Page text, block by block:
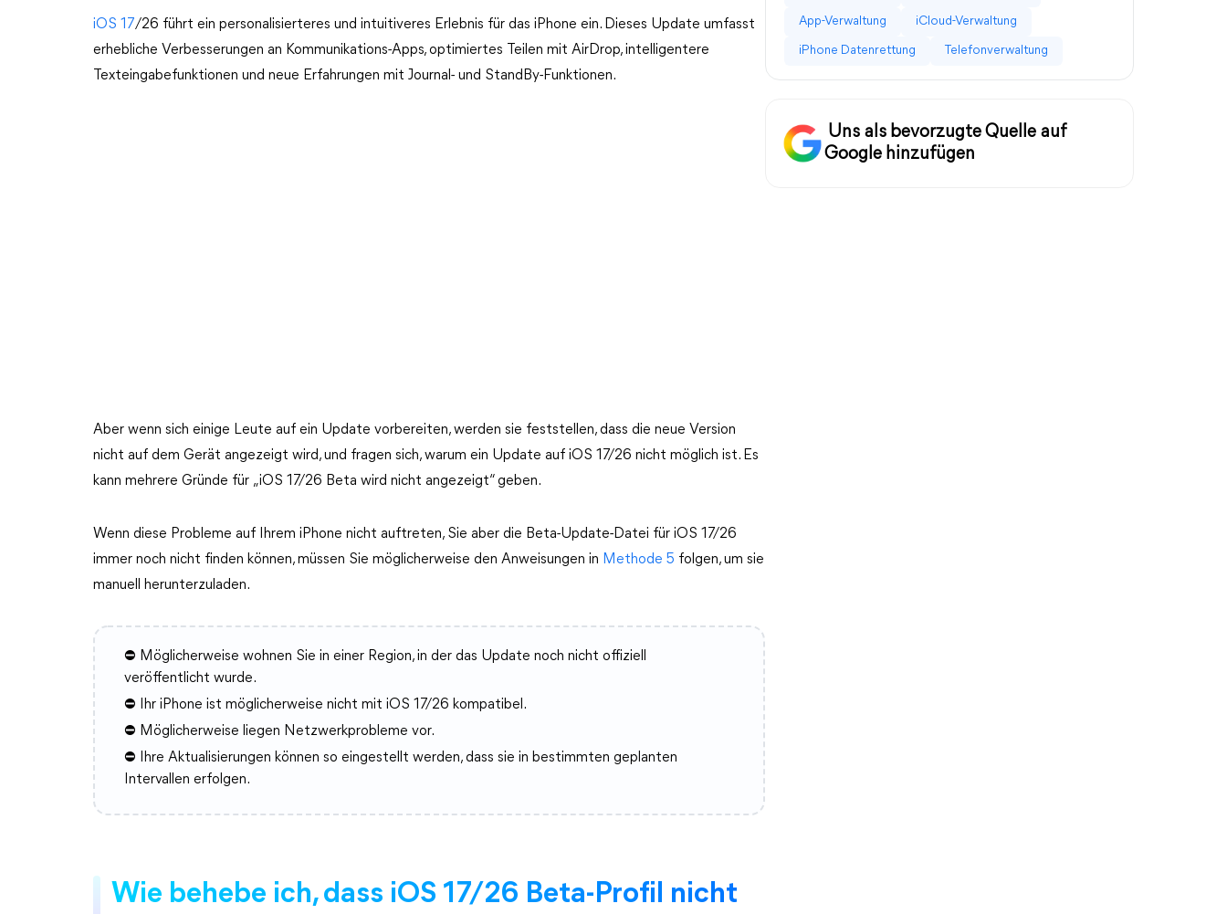
iOS 17/26 führt ein personalisierteres und intuitiveres Erlebnis für das iPhone ein. Dieses Update umfasst
erhebliche Verbesserungen an Kommunikations-Apps, optimiertes Teilen mit AirDrop, intelligentere
Texteingabefunktionen und neue Erfahrungen mit Journal- und StandBy-Funktionen.
Aber wenn sich einige Leute auf ein Update vorbereiten, werden sie feststellen, dass die neue Version
nicht auf dem Gerät angezeigt wird, und fragen sich, warum ein Update auf iOS 17/26 nicht möglich ist. Es
kann mehrere Gründe für „iOS 17/26 Beta wird nicht angezeigt“ geben.
Wenn diese Probleme auf Ihrem iPhone nicht auftreten, Sie aber die Beta-Update-Datei für iOS 17/26
immer noch nicht finden können, müssen Sie möglicherweise den Anweisungen in Methode 5 folgen, um sie
manuell herunterzuladen.
⛔ Möglicherweise wohnen Sie in einer Region, in der das Update noch nicht offiziell
veröffentlicht wurde.
⛔ Ihr iPhone ist möglicherweise nicht mit iOS 17/26 kompatibel.
⛔ Möglicherweise liegen Netzwerkprobleme vor.
⛔ Ihre Aktualisierungen können so eingestellt werden, dass sie in bestimmten geplanten
Intervallen erfolgen.
Wie behebe ich, dass iOS 17/26 Beta-Profil nicht
App-Verwaltung iCloud-Verwaltung
iPhone Datenrettung Telefonverwaltung
Uns als bevorzugte Quelle auf
Google hinzufügen